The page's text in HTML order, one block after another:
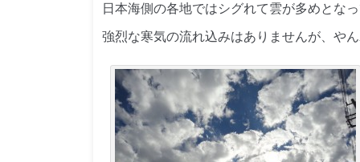
日本海側の各地ではシグれて雲が多めとな
強烈な寒気の流れ込みはありませんが、や